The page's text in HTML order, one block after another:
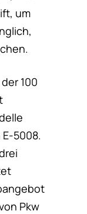
um
100
5008.
Pkw